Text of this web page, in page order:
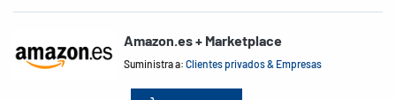
Amazon.es + Marketplace
Suministra a:Clientes privados & Empresas